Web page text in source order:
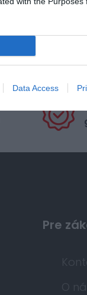
Data Access
Pre
O